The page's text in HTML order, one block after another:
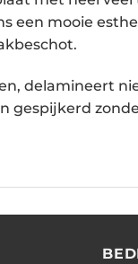
een mooie
delamineert
gespijkerd